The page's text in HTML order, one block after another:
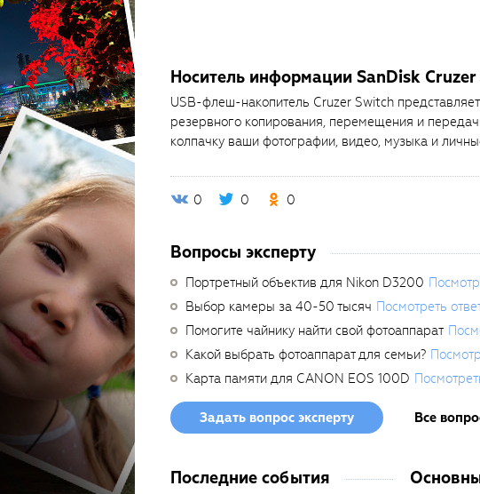
Носитель информации SanDisk
USB-флеш-накопитель Cruzer Switch
резервного копирования, перемещения и
колпачку ваши фотографии, видео, музыка и
0 0 0
Вопросы эксперту
Портретный объектив для Nikon D3200
Выбор камеры за 40-50 тысяч Посмотреть
Помогите чайнику найти свой фотоаппарат
Какой выбрать фотоаппарат для семьи?
Карта памяти для CANON EOS 100D
Задать вопрос эксперту Все
Последние события